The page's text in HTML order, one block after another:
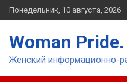
Перейти
к
Понедельник, 10 августа, 2026
Woman Pride.
Женский информационно-